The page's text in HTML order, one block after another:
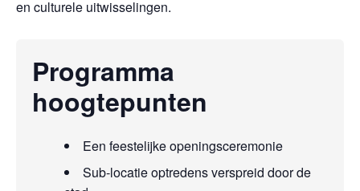
en culturele uitwisselingen.
Programma
hoogtepunten
Een feestelijke openingsceremonie
Sub‑locatie optredens verspreid door de